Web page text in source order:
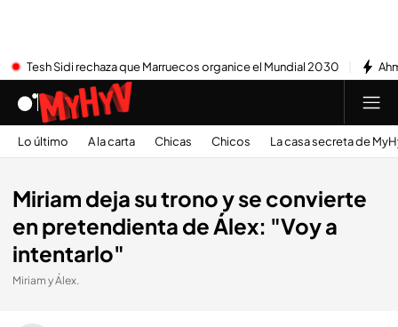
Tesh Sidi rechaza que Marruecos organice el Mundial 2030
Lo último A la carta Chicas Chicos La casa secreta de
Miriam deja su trono y se convierte
en pretendienta de Álex: "Voy a
intentarlo"
Miriam y Álex.